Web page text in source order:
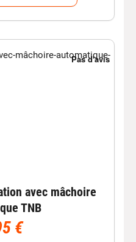
avec mâchoire
TNB
€